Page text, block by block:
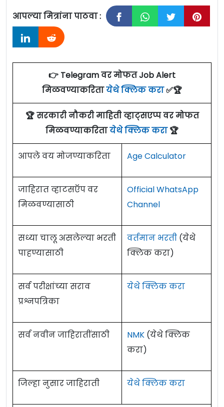
आपल्या मित्रांना पाठवा :
👉 Telegram वर मोफत Job Alert
मिळवण्याकरितायेथे क्लिक करा✅🏆
🏆 सरकारी नौकरी माहिती व्हाट्सएप्प वर मोफत
मिळवण्याकरितायेथे क्लिक करा🏆
आपले वय मोजण्याकरिता Age Calculator
जाहिरात व्हाटसऍप वर
मिळवण्यासाठी
Official WhatsApp
Channel
सध्या चालू असलेल्या भरती
पाहण्यासाठी
वर्तमान भरती (येथे
क्लिक करा)
सर्व परीक्षांच्या सराव
प्रश्नपत्रिका
येथे क्लिक करा
सर्व नवीन जाहिरातींसाठी NMK (येथे क्लिक
करा)
जिल्हा नुसार जाहिराती येथे क्लिक करा